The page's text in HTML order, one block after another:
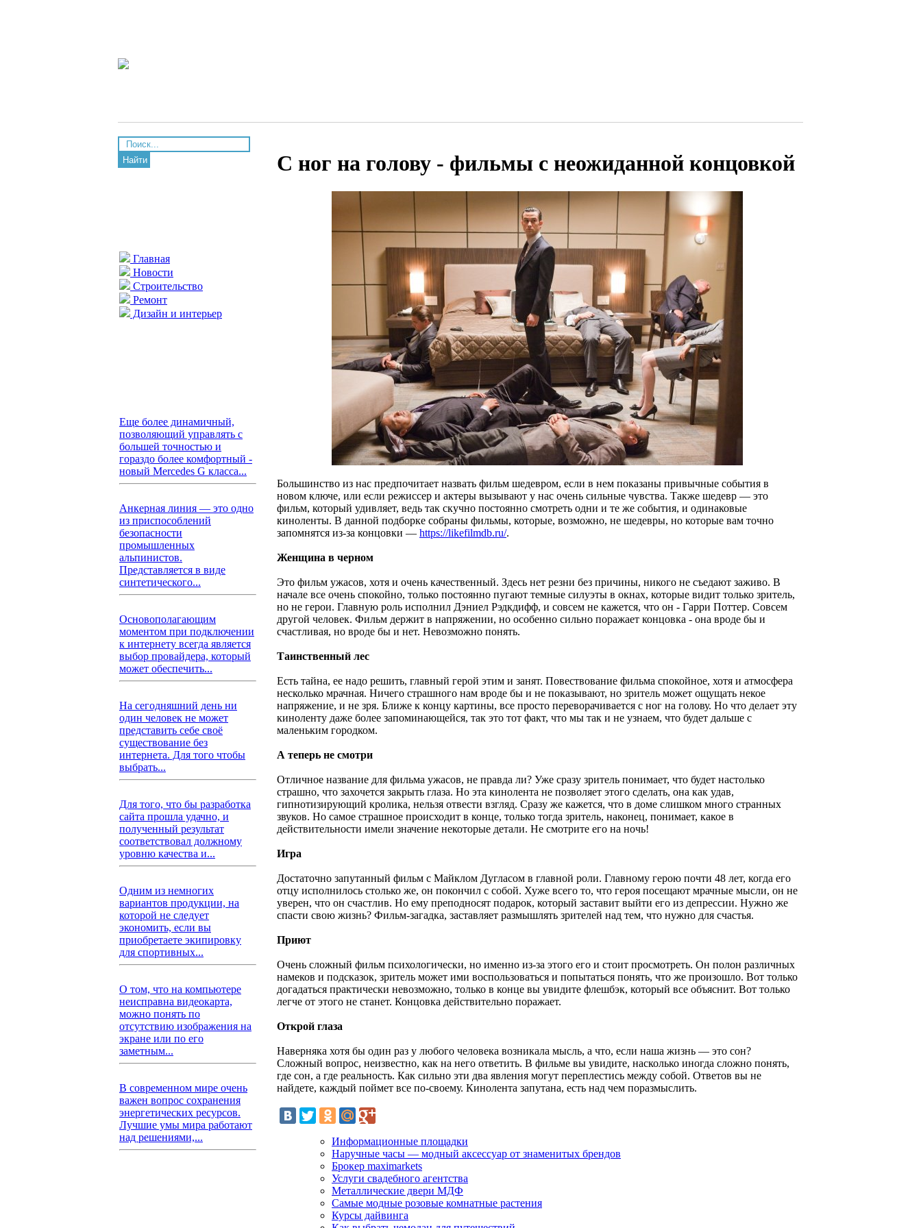
Найти
Главная
Новости
Строительство
Ремонт
Дизайн и интерьер
Еще более динамичный,
позволяющий управлять с
большей точностью и
гораздо более комфортный -
новый Mercedes G класса...
Анкерная линия — это одно
из приспособлений
безопасности
промышленных
альпинистов.
Представляется в виде
синтетического...
Основополагающим
моментом при подключении
к интернету всегда является
выбор провайдера, который
может обеспечить...
На сегодняшний день ни
один человек не может
представить себе своё
существование без
интернета. Для того чтобы
выбрать...
Для того, что бы разработка
сайта прошла удачно, и
полученный результат
соответствовал должному
уровню качества и...
Одним из немногих
вариантов продукции, на
которой не следует
экономить, если вы
приобретаете экипировку
для спортивных...
О том, что на компьютере
неисправна видеокарта,
можно понять по
отсутствию изображения на
экране или по его
заметным...
В современном мире очень
важен вопрос сохранения
энергетических ресурсов.
Лучшие умы мира работают
над решениями,...
С ног на голову - фильмы с неожиданной концовкой
Большинство из нас предпочитает назвать фильм шедевром, если в нем показаны привычные события в
новом ключе, или если режиссер и актеры вызывают у нас очень сильные чувства. Также шедевр — это
фильм, который удивляет, ведь так скучно постоянно смотреть одни и те же события, и одинаковые
киноленты. В данной подборке собраны фильмы, которые, возможно, не шедевры, но которые вам точно
запомнятся из-за концовки — https://likefilmdb.ru/.
Женщина в черном
Это фильм ужасов, хотя и очень качественный. Здесь нет резни без причины, никого не съедают заживо. В
начале все очень спокойно, только постоянно пугают темные силуэты в окнах, которые видит только зритель,
но не герои. Главную роль исполнил Дэниел Рэдкдифф, и совсем не кажется, что он - Гарри Поттер. Совсем
другой человек. Фильм держит в напряжении, но особенно сильно поражает концовка - она вроде бы и
счастливая, но вроде бы и нет. Невозможно понять.
Таинственный лес
Есть тайна, ее надо решить, главный герой этим и занят. Повествование фильма спокойное, хотя и атмосфера
несколько мрачная. Ничего страшного нам вроде бы и не показывают, но зритель может ощущать некое
напряжение, и не зря. Ближе к концу картины, все просто переворачивается с ног на голову. Но что делает эту
киноленту даже более запоминающейся, так это тот факт, что мы так и не узнаем, что будет дальше с
маленьким городком.
А теперь не смотри
Отличное название для фильма ужасов, не правда ли? Уже сразу зритель понимает, что будет настолько
страшно, что захочется закрыть глаза. Но эта кинолента не позволяет этого сделать, она как удав,
гипнотизирующий кролика, нельзя отвести взгляд. Сразу же кажется, что в доме слишком много странных
звуков. Но самое страшное происходит в конце, только тогда зритель, наконец, понимает, какое в
действительности имели значение некоторые детали. Не смотрите его на ночь!
Игра
Достаточно запутанный фильм с Майклом Дугласом в главной роли. Главному герою почти 48 лет, когда его
отцу исполнилось столько же, он покончил с собой. Хуже всего то, что героя посещают мрачные мысли, он не
уверен, что он счастлив. Но ему преподносят подарок, который заставит выйти его из депрессии. Нужно же
спасти свою жизнь? Фильм-загадка, заставляет размышлять зрителей над тем, что нужно для счастья.
Приют
Очень сложный фильм психологически, но именно из-за этого его и стоит просмотреть. Он полон различных
намеков и подсказок, зритель может ими воспользоваться и попытаться понять, что же произошло. Вот только
догадаться практически невозможно, только в конце вы увидите флешбэк, который все объяснит. Вот только
легче от этого не станет. Концовка действительно поражает.
Открой глаза
Наверняка хотя бы один раз у любого человека возникала мысль, а что, если наша жизнь — это сон?
Сложный вопрос, неизвестно, как на него ответить. В фильме вы увидите, насколько иногда сложно понять,
где сон, а где реальность. Как сильно эти два явления могут переплестись между собой. Ответов вы не
найдете, каждый поймет все по-своему. Кинолента запутана, есть над чем поразмыслить.
Информационные площадки
Наручные часы — модный аксессуар от знаменитых брендов
Брокер maximarkets
Услуги свадебного агентства
Металлические двери МДФ
Самые модные розовые комнатные растения
Курсы дайвинга